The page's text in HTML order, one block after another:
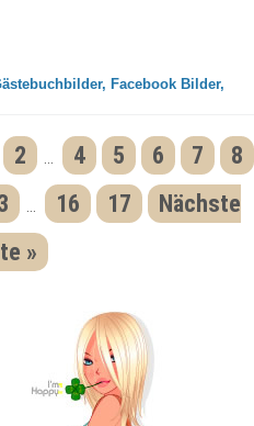
Facebook Bilder,
2 4 5 6 7
8
16 17
Nächste
»